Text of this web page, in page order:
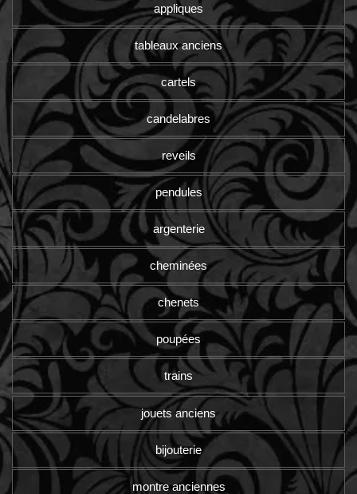
appliques
tableaux anciens
cartels
candelabres
reveils
pendules
argenterie
cheminées
chenets
poupées
trains
jouets anciens
bijouterie
montre anciennes